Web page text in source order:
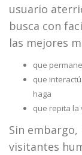
usuario
busca con
las mejores
que
que
haga
que repita la
Sin
visitantes